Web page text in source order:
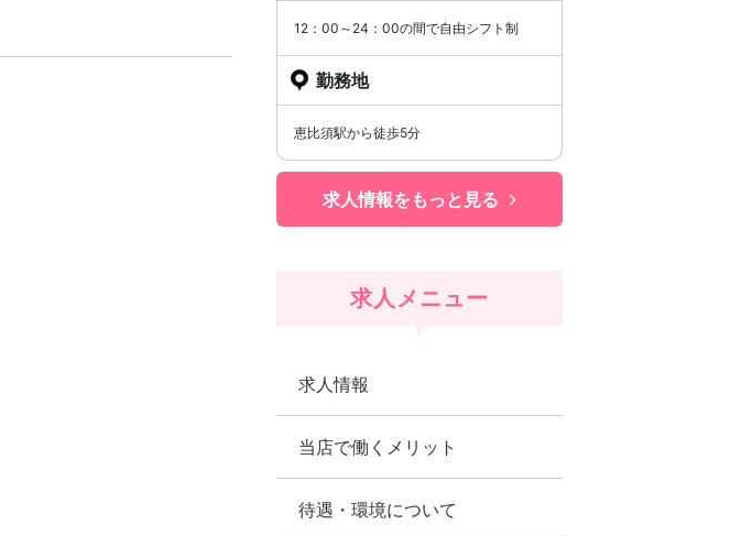
12：00～24：00の間で自由シフト制
勤務地
恵比須駅から徒歩5分
求人情報をもっと見る
求人メニュー
求人情報
当店で働くメリット
待遇・環境について